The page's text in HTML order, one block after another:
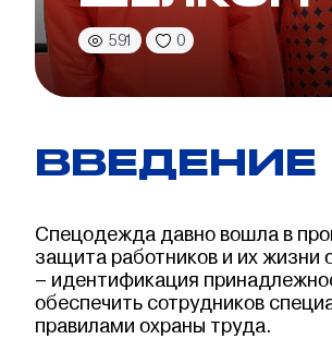
591 0
ВВЕДЕНИЕ
Спецодежда давно вошла в
защита работников и их жизни
– идентификация
обеспечить сотрудников
правилами охраны труда.